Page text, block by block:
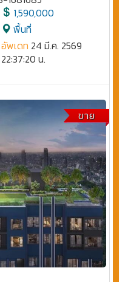
1,590,000
พื้นที่
อัพเดท 24 มี.ค. 2569
22:37:20 น.
ขาย